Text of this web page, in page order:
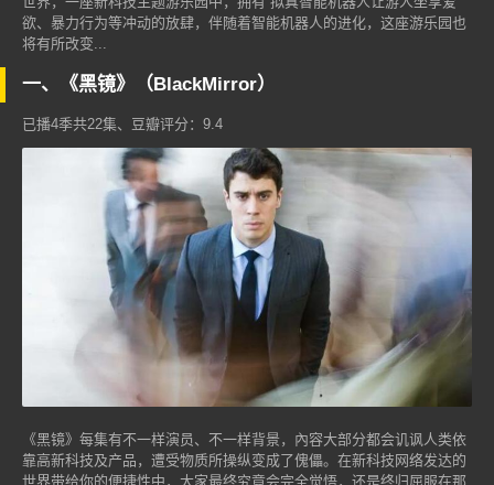
欲、暴力行为等冲动的放肆，伴随着智能机器人的进化，这座游乐园也
将有所改变...
一、《黑镜》（BlackMirror）
已播4季共22集、豆瓣评分：9.4
《黑镜》每集有不一样演员、不一样背景，內容大部分都会讥讽人类依
靠高新科技及产品，遭受物质所操纵变成了傀儡。在新科技网络发达的
世界带给你的便捷性中，大家最终究竟会完全觉悟，还是终归屈服在那